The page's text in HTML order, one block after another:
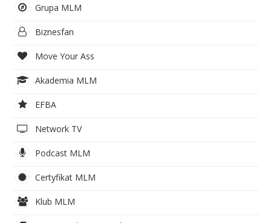
Grupa MLM
Biznesfan
Move Your Ass
Akademia MLM
EFBA
Network TV
Podcast MLM
Certyfikat MLM
Klub MLM